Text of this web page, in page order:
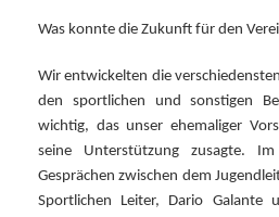
Was konnte die Zukunft für den
Wir entwickelten die
den sportlichen und sonstigen
wichtig, das unser ehemaliger
seine Unterstützung zusagte.
Gesprächen zwischen dem
Sportlichen Leiter, Dario Galante